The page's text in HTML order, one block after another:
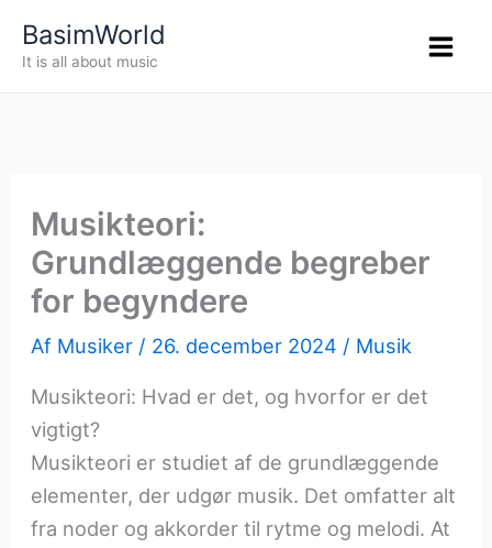
BasimWorld
It is all about music
Musikteori:
Grundlæggende begreber
for begyndere
Af Musiker / 26. december 2024 / Musik
Musikteori: Hvad er det, og hvorfor er det
vigtigt?
Musikteori er studiet af de grundlæggende
elementer, der udgør musik. Det omfatter alt
fra noder og akkorder til rytme og melodi. At